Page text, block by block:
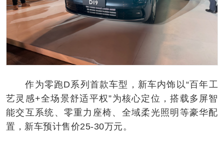
作为零跑D系列首款车型，新车内饰以“百年工
艺灵感+全场景舒适平权”为核心定位，搭载多屏智
能交互系统、零重力座椅、全域柔光照明等豪华配
置，新车预计售价25-30万元。